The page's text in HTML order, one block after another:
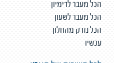
הכל מעבר לדימיון
הכל מעבר לשעון
הכל נזרק מהחלון
עכשיו